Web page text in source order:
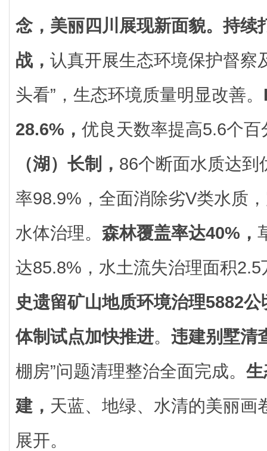
念，美丽四川展现新面貌。持续
战， 认真开展生态环境保护督察
头看”，生态环境质量明显改善。
28.6%， 优良天数率提高5.6个百
（湖）长制， 86个断面水质达到
率98.9%，全面消除劣V类水质
水体治理。 森林覆盖率达40%，
达85.8%，水土流失治理面积2.5
史遗留矿山地质环境治理5882公
体制试点加快推进。 违建别墅清
棚房”问题清理整治全面完成。
建， 天蓝、地绿、水清的美丽画
展开。